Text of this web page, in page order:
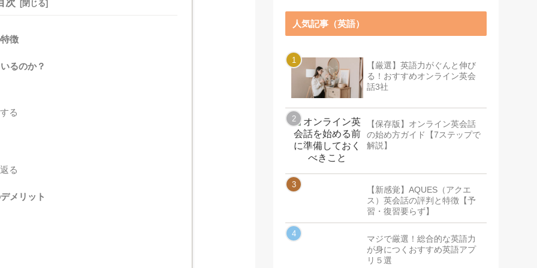
次
徴
るのか？
る
る
メリット
人気記事（英語）
【厳選】英語力がぐんと伸び
る！おすすめオンライン英会
話3社
【保存版】オンライン英会話
の始め方ガイド【7ステップで
解説】
【新感覚】AQUES（アクエ
ス）英会話の評判と特徴【予
習・復習要らず】
マジで厳選！総合的な英語力
が身につくおすすめ英語アプ
リ５選